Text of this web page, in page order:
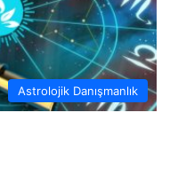
Astrolojik Danışmanlık